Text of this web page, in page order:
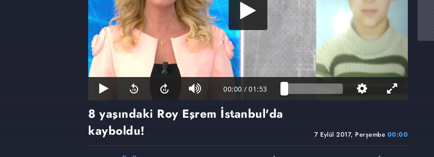
00:00 / 01:53
7 Eylül 2017, Perşembe 00:00
8 yaşındaki Roy Eşrem İstanbul'da
kayboldu!